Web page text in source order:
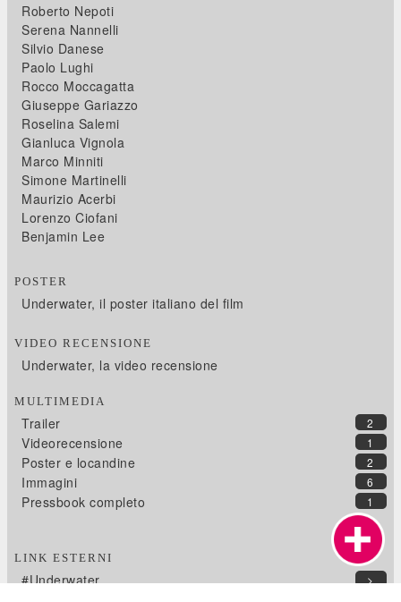
Roberto Nepoti
Serena Nannelli
Silvio Danese
Paolo Lughi
Rocco Moccagatta
Giuseppe Gariazzo
Roselina Salemi
Gianluca Vignola
Marco Minniti
Simone Martinelli
Maurizio Acerbi
Lorenzo Ciofani
Benjamin Lee
POSTER
Underwater, il poster italiano del film
VIDEO RECENSIONE
Underwater, la video recensione
MULTIMEDIA
2
Trailer
1
Videorecensione
2
Poster e locandine
6
Immagini
1
Pressbook completo
LINK ESTERNI
>
#Underwater